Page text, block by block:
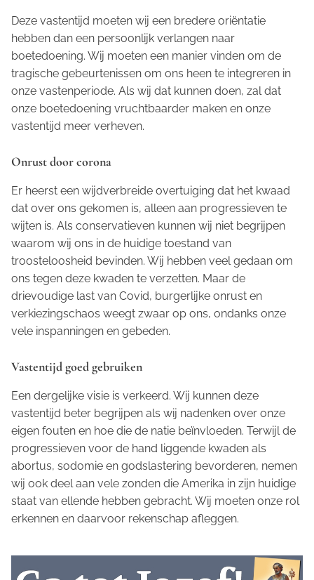
Deze vastentijd moeten wij een bredere oriëntatie
hebben dan een persoonlijk verlangen naar
boetedoening. Wij moeten een manier vinden om de
tragische gebeurtenissen om ons heen te integreren in
onze vastenperiode. Als wij dat kunnen doen, zal dat
onze boetedoening vruchtbaarder maken en onze
vastentijd meer verheven.
Onrust door corona
Er heerst een wijdverbreide overtuiging dat het kwaad
dat over ons gekomen is, alleen aan progressieven te
wijten is. Als conservatieven kunnen wij niet begrijpen
waarom wij ons in de huidige toestand van
troosteloosheid bevinden. Wij hebben veel gedaan om
ons tegen deze kwaden te verzetten. Maar de
drievoudige last van Covid, burgerlijke onrust en
verkiezingschaos weegt zwaar op ons, ondanks onze
vele inspanningen en gebeden.
Vastentijd goed gebruiken
Een dergelijke visie is verkeerd. Wij kunnen deze
vastentijd beter begrijpen als wij nadenken over onze
eigen fouten en hoe die de natie beïnvloeden. Terwijl de
progressieven voor de hand liggende kwaden als
abortus, sodomie en godslastering bevorderen, nemen
wij ook deel aan vele zonden die Amerika in zijn huidige
staat van ellende hebben gebracht. Wij moeten onze rol
erkennen en daarvoor rekenschap afleggen.